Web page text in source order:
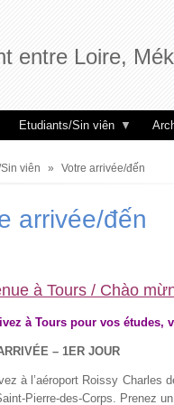
entre Loire,
Etudiants/Sin viên
viên Votre arrivée/đến
arrivée/đến
à Tours / Chào
à Tours pour vos
– 1ER JOUR
à l’aéroport Roissy Charles
Pierre-des-Corps. Prenez